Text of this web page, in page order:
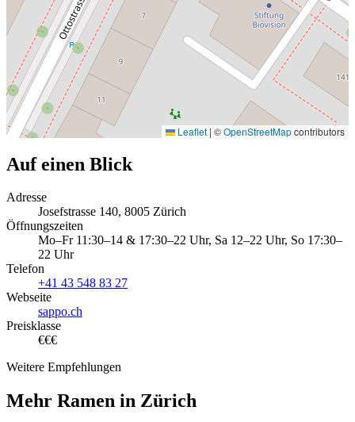
Leaflet | ©OpenStreetMapcontributors
Auf einen Blick
Adresse
Josefstrasse 140, 8005 Zürich
Öffnungszeiten
Mo–Fr 11:30–14 & 17:30–22 Uhr, Sa 12–22 Uhr, So 17:30–
22 Uhr
Telefon
+41 43 548 83 27
Webseite
sappo.ch
Preisklasse
€€€
Weitere Empfehlungen
Mehr Ramen in Zürich